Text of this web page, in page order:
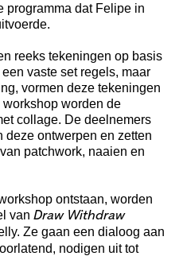
programma dat Felipe in
reeks tekeningen op basis
vaste set regels, maar
vormen deze tekeningen
workshop worden de
collage. De deelnemers
deze ontwerpen en zetten
patchwork, naaien en
ontstaan, worden
van Draw Withdraw
Ze gaan een dialoog aan
nodigen uit tot